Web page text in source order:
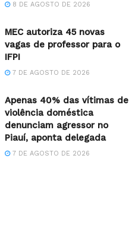
8 DE AGOSTO DE 2026
MEC autoriza 45 novas
vagas de professor para o
IFPI
7 DE AGOSTO DE 2026
Apenas 40% das vítimas de
violência doméstica
denunciam agressor no
Piauí, aponta delegada
7 DE AGOSTO DE 2026